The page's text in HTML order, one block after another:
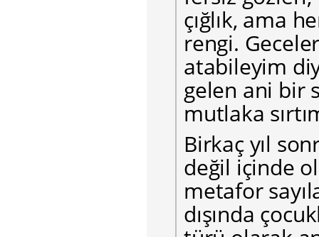
çığlık, ama
rengi.
atabileyim
gelen ani bir
mutlaka
Birkaç yıl
değil içinde
metafor
dışında